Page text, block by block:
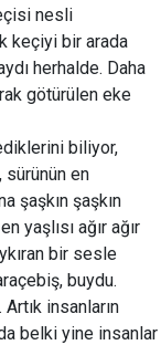
nesli
keçiyi bir arada
herhalde. Daha
götürülen eke
biliyor,
sürünün en
şaşkın şaşkın
yaşlısı ağır ağır
bir sesle
buydu.
insanların
belki yine insanlar